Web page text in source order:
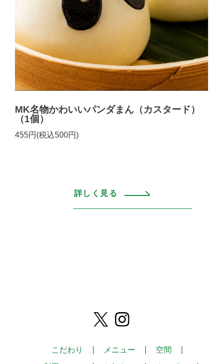
MK名物かわいいパンダまん（カスタード）
（1個）
455円(税込500円)
詳しく見る
こだわり メニュー
空間